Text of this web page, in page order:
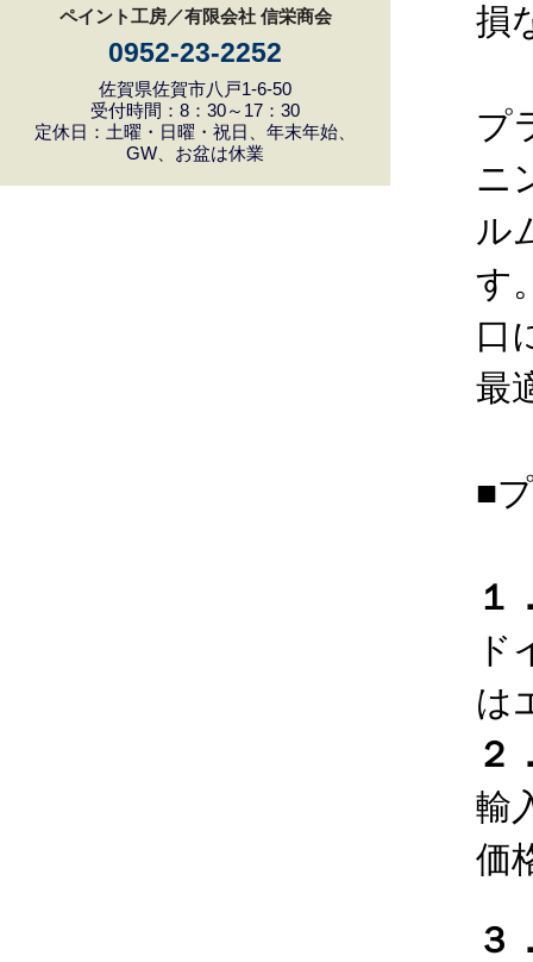
ペイント工房／有限会社 信栄商会
0952-23-2252
佐賀県佐賀市八戸1-6-50
受付時間：8：30～17：30
定休日：土曜・日曜・祝日、年末年始、
GW、お盆は休業
損
プ
ニ
ル
す
口
最
■
１
ド
は
２
輸
価
３